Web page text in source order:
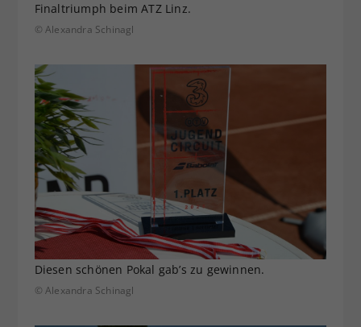
Finaltriumph beim ATZ Linz.
© Alexandra Schinagl
Diesen schönen Pokal gab’s zu gewinnen.
© Alexandra Schinagl